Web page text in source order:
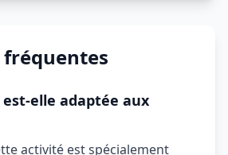
elle adaptée aux
activité est spécialement